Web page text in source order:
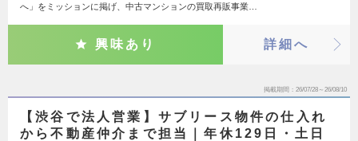
へ」をミッションに掲げ、中古マンションの買取再販事業…
興味あり 詳細へ
掲載期間 26/07/28～26/08/10
【渋谷で法人営業】サブリース物件の仕入れ
から不動産仲介まで担当｜年休129日・土日